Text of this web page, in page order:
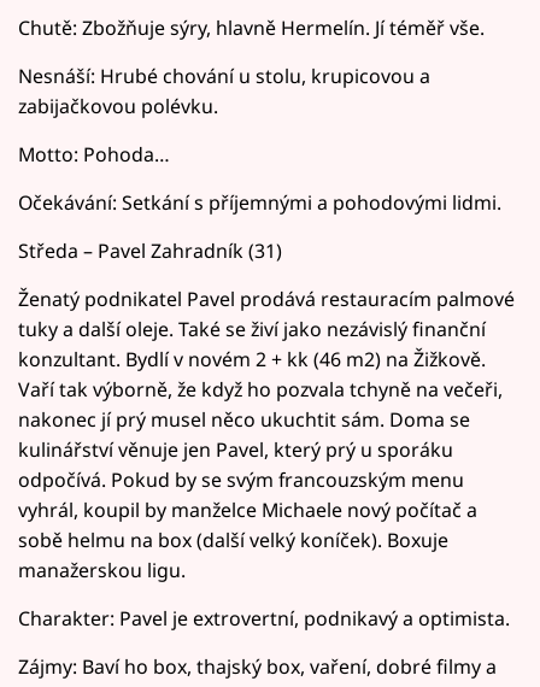
Chutě: Zbožňuje sýry, hlavně Hermelín. Jí téměř vše.
Nesnáší: Hrubé chování u stolu, krupicovou a
zabijačkovou polévku.
Motto: Pohoda…
Očekávání: Setkání s příjemnými a pohodovými lidmi.
Středa – Pavel Zahradník (31)
Ženatý podnikatel Pavel prodává restauracím palmové
tuky a další oleje. Také se živí jako nezávislý finanční
konzultant. Bydlí v novém 2 + kk (46 m2) na Žižkově.
Vaří tak výborně, že když ho pozvala tchyně na večeři,
nakonec jí prý musel něco ukuchtit sám. Doma se
kulinářství věnuje jen Pavel, který prý u sporáku
odpočívá. Pokud by se svým francouzským menu
vyhrál, koupil by manželce Michaele nový počítač a
sobě helmu na box (další velký koníček). Boxuje
manažerskou ligu.
Charakter: Pavel je extrovertní, podnikavý a optimista.
Zájmy: Baví ho box, thajský box, vaření, dobré filmy a